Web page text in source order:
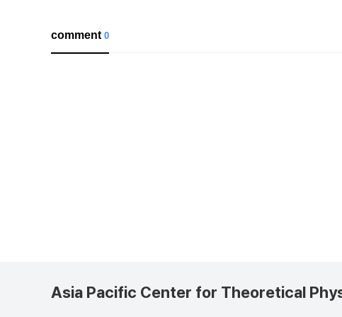
comment0
Asia Pacific Center for Theoretical